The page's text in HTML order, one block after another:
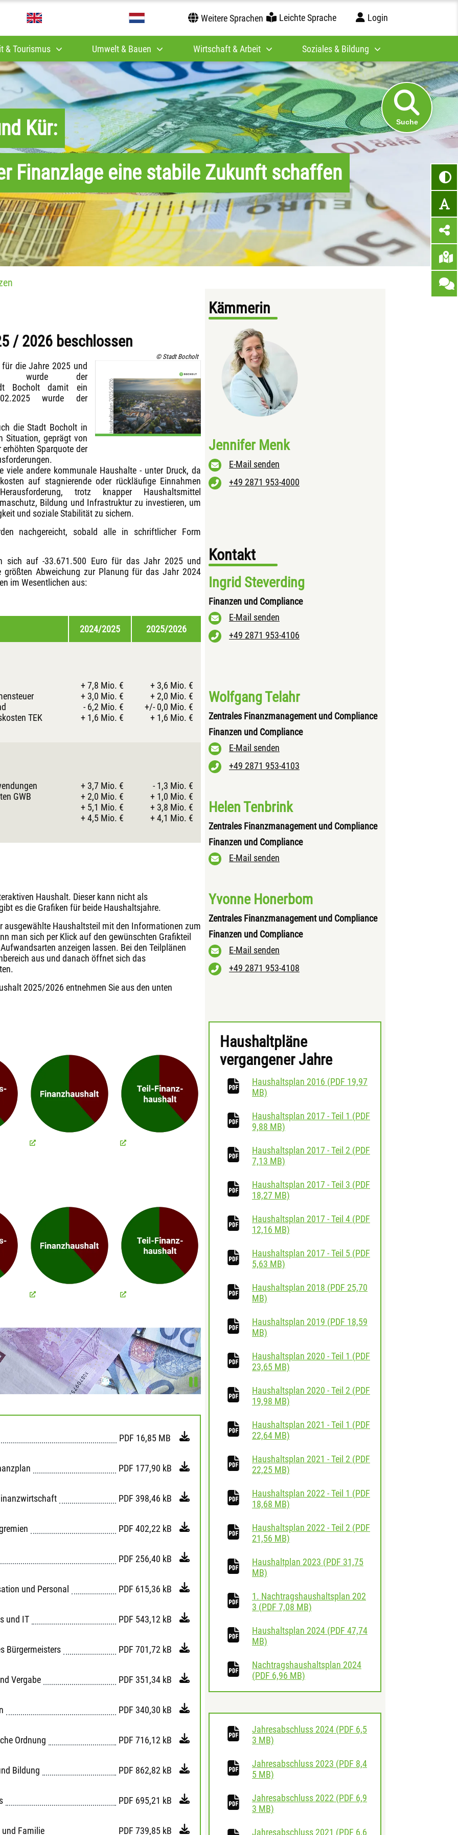
Weitere Sprachen Leichte Sprache Login
& Tourismus Umwelt & Bauen Wirtschaft & Arbeit Soziales & Bildung
Suche
Kür:
Finanzlage eine stabile Zukunft schaffen
/ 2026 beschlossen
© Stadt Bocholt
die Jahre 2025 und
wurde der
Bocholt damit ein
wurde der
die Stadt Bocholt in
Situation, geprägt von
Sparquote der
andere kommunale Haushalte - unter Druck, da
auf stagnierende oder rückläufige Einnahmen
trotz knapper Haushaltsmittel
Bildung und Infrastruktur zu investieren, um
und soziale Stabilität zu sichern.
nachgereicht, sobald alle in schriftlicher Form
sich auf -33.671.500 Euro für das Jahr 2025 und
Abweichung zur Planung für das Jahr 2024
im Wesentlichen aus:
2024/2025 2025/2026
TEK
+ 7,8 Mio. €
+ 3,0 Mio. €
- 6,2 Mio. €
+ 1,6 Mio. €
+ 3,6 Mio. €
+ 2,0 Mio. €
+/- 0,0 Mio. €
+ 1,6 Mio. €
GWB
+ 3,7 Mio. €
+ 2,0 Mio. €
+ 5,1 Mio. €
+ 4,5 Mio. €
- 1,3 Mio. €
+ 1,0 Mio. €
+ 3,8 Mio. €
+ 4,1 Mio. €
Haushalt. Dieser kann nicht als
es die Grafiken für beide Haushaltsjahre.
ausgewählte Haushaltsteil mit den Informationen zum
man sich per Klick auf den gewünschten Grafikteil
anzeigen lassen. Bei den Teilplänen
aus und danach öffnet sich das
2025/2026 entnehmen Sie aus den unten
PDF 16,85 MB
PDF 177,90 kB
PDF 398,46 kB
PDF 402,22 kB
PDF 256,40 kB
und Personal PDF 615,36 kB
und IT PDF 543,12 kB
Bürgermeisters PDF 701,72 kB
Vergabe PDF 351,34 kB
PDF 340,30 kB
Ordnung PDF 716,12 kB
Bildung PDF 862,82 kB
PDF 695,21 kB
und Familie PDF 739,85 kB
Kämmerin
Jennifer Menk
E-Mail senden
+49 2871 953-4000
Kontakt
Ingrid Steverding
Finanzen und Compliance
E-Mail senden
+49 2871 953-4106
Wolfgang Telahr
Zentrales Finanzmanagement und Compliance
Finanzen und Compliance
E-Mail senden
+49 2871 953-4103
Helen Tenbrink
Zentrales Finanzmanagement und Compliance
Finanzen und Compliance
E-Mail senden
Yvonne Honerbom
Zentrales Finanzmanagement und Compliance
Finanzen und Compliance
E-Mail senden
+49 2871 953-4108
Haushaltpläne
vergangener Jahre
Haushaltsplan 2016 (PDF 19,97
MB)
Haushaltsplan 2017 - Teil 1 (PDF
9,88 MB)
Haushaltsplan 2017 - Teil 2 (PDF
7,13 MB)
Haushaltsplan 2017 - Teil 3 (PDF
18,27 MB)
Haushaltsplan 2017 - Teil 4 (PDF
12,16 MB)
Haushaltsplan 2017 - Teil 5 (PDF
5,63 MB)
Haushaltsplan 2018 (PDF 25,70
MB)
Haushaltsplan 2019 (PDF 18,59
MB)
Haushaltsplan 2020 - Teil 1 (PDF
23,65 MB)
Haushaltsplan 2020 - Teil 2 (PDF
19,98 MB)
Haushaltsplan 2021 - Teil 1 (PDF
22,64 MB)
Haushaltsplan 2021 - Teil 2 (PDF
22,25 MB)
Haushaltsplan 2022 - Teil 1 (PDF
18,68 MB)
Haushaltsplan 2022 - Teil 2 (PDF
21,56 MB)
Haushaltplan 2023 (PDF 31,75
MB)
1. Nachtragshaushaltsplan 202
3 (PDF 7,08 MB)
Haushaltsplan 2024 (PDF 47,74
MB)
Nachtragshaushaltsplan 2024
(PDF 6,96 MB)
Jahresabschluss 2024 (PDF 6,5
3 MB)
Jahresabschluss 2023 (PDF 8,4
5 MB)
Jahresabschluss 2022 (PDF 6,9
3 MB)
Jahresabschluss 2021 (PDF 6,6